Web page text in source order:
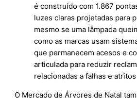
é construído com 1.867
luzes claras projetadas para
mesmo se uma lâmpada
como as marcas usam
que permanecem acesos e
articulada para reduzir
relacionadas a falhas e
O Mercado de Árvores de Natal